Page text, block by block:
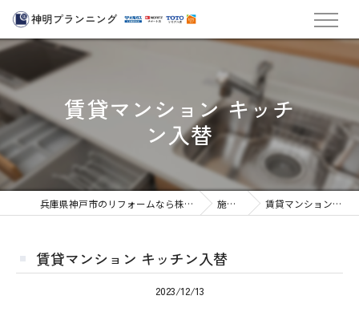
賃貸マンション キッチ
ン入替
兵庫県神戸市のリフォームなら株式会社神明プランニング 施工実績 賃貸マンション キッチン入替
賃貸マンション キッチン入替
2023/12/13